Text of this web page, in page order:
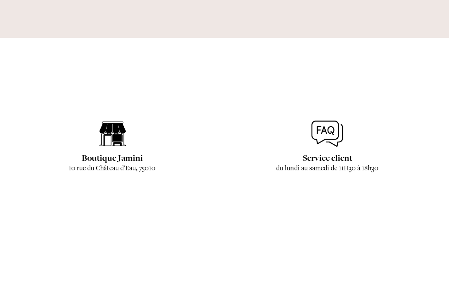
Boutique Jamini
10 rue du Château d'Eau, 75010
Service client
du lundi au samedi de 11H30 à 18h30